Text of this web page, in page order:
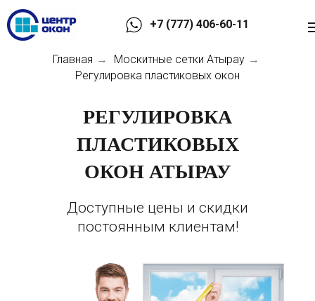
+7 (777) 406-60-11
Главная → Москитные сетки Атырау →
Регулировка пластиковых окон
РЕГУЛИРОВКА
ПЛАСТИКОВЫХ
ОКОН АТЫРАУ
Доступные цены и скидки
постоянным клиентам!